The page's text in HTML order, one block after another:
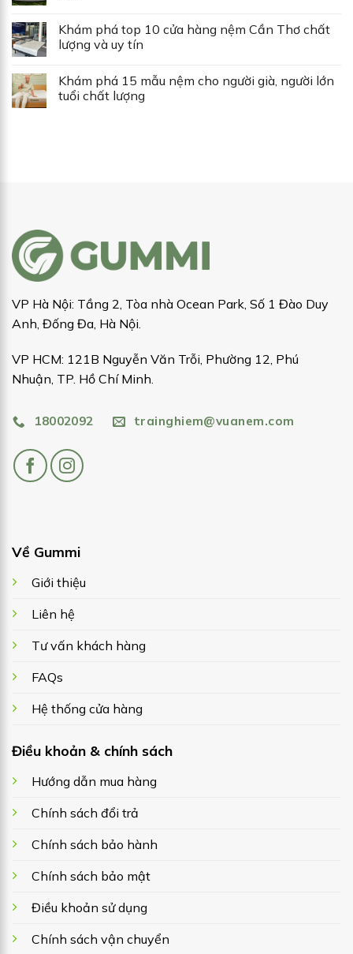
Khám phá top 10 cửa hàng nệm Cần Thơ chất
lượng và uy tín
Khám phá 15 mẫu nệm cho người già, người lớn
tuổi chất lượng
VP Hà Nội: Tầng 2, Tòa nhà Ocean Park, Số 1 Đào Duy
Anh, Đống Đa, Hà Nội.
VP HCM: 121B Nguyễn Văn Trỗi, Phường 12, Phú
Nhuận, TP. Hồ Chí Minh.
18002092 trainghiem@vuanem.com
Về Gummi
Giới thiệu
Liên hệ
Tư vấn khách hàng
FAQs
Hệ thống cửa hàng
Điều khoản & chính sách
Hướng dẫn mua hàng
Chính sách đổi trả
Chính sách bảo hành
Chính sách bảo mật
Điều khoản sử dụng
Chính sách vận chuyển